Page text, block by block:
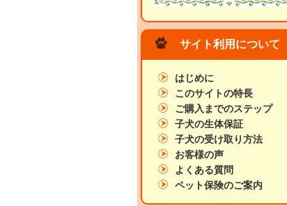
サイト利用について
はじめに
このサイトの特長
ご購入までのステップ
子犬の生体保証
子犬の受け取り方法
お客様の声
よくある質問
ペット保険のご案内